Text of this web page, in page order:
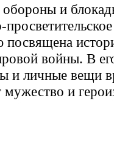
и
посвящена
войны. В
и личные вещи
и